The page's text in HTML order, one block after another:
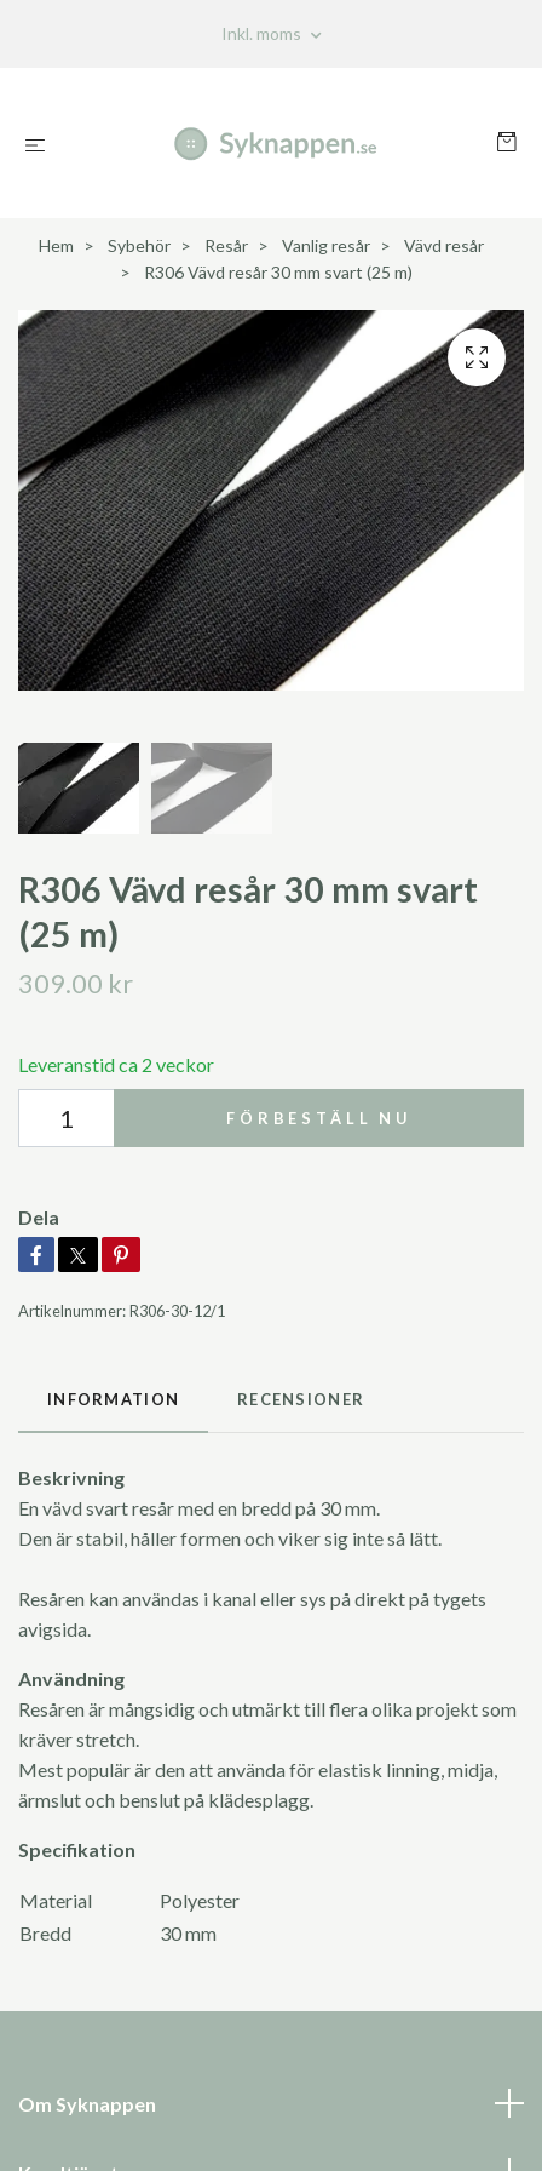
Inkl. moms
Hem Sybehör Resår Vanlig resår
Vävd resår
R306 Vävd resår 30 mm svart (25 m)
R306 Vävd resår 30 mm svart
(25 m)
309.00 kr
Leveranstid ca 2 veckor
FÖRBESTÄLL NU
Dela
Artikelnummer:R306-30-12/1
INFORMATION RECENSIONER
Beskrivning
En vävd svart resår med en bredd på 30 mm.
Den är stabil, håller formen och viker sig inte så lätt.
Resåren kan användas i kanal eller sys på direkt på tygets
avigsida.
Användning
Resåren är mångsidig och utmärkt till flera olika projekt som
kräver stretch.
Mest populär är den att använda för elastisk linning, midja,
ärmslut och benslut på klädesplagg.
Specifikation
Material
Polyester
Bredd
30 mm
Om Syknappen